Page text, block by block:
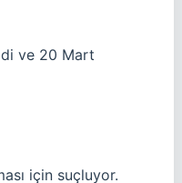
ve 20 Mart
için suçluyor.